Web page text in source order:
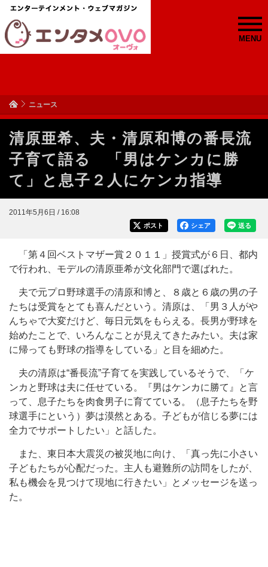
MENU
ニュース
清原亜希、夫・清原和博の番長流
子育て語る 「男はケンカに勝
て」と息子２人にケンカ指導
2011年5月6日 / 16:08
送る
シェア
ポスト
「第４回ベストマザー賞２０１１」授賞式が６日、都内
で行われ、モデルの清原亜希が文化部門で選ばれた。
夫で元プロ野球選手の清原和博と、８歳と６歳の男の子
たちは受賞をとても喜んだという。清原は、「男３人がや
んちゃで大変だけど、毎日元気をもらえる。長男が野球を
始めたことで、いろんなことが見えてきたみたい。夫は家
に帰っても野球の指導をしている」と目を細めた。
夫の清原は“番長流”子育てを実践しているそうで、「ケ
ンカと野球は夫に任せている。『男はケンカに勝て』と言
って、息子たちを肉食男子に育てている。（息子たちを野
球選手にという）夢は漠然とある。子どもが信じる夢には
全力でサポートしたい」と話した。
また、東日本大震災の被災地に向け、「真っ先に小さい
子どもたちが心配だった。主人も避難所の訪問をしたが、
私も機会を見つけて現地に行きたい」とメッセージを送っ
た。